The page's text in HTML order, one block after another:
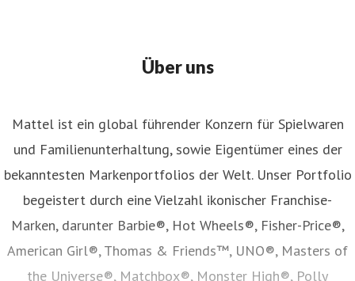
Über uns
Mattel ist ein global führender Konzern für Spielwaren
und Familienunterhaltung, sowie Eigentümer eines der
bekanntesten Markenportfolios der Welt. Unser Portfolio
begeistert durch eine Vielzahl ikonischer Franchise-
Marken, darunter Barbie®, Hot Wheels®, Fisher-Price®,
American Girl®, Thomas & Friends™, UNO®, Masters of
the Universe®, Matchbox®, Monster High®, Polly